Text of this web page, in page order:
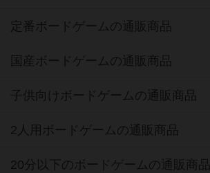
定番ボードゲームの通販商品
国産ボードゲームの通販商品
子供向けボードゲームの通販商品
2人用ボードゲームの通販商品
20分以下のボードゲームの通販商品